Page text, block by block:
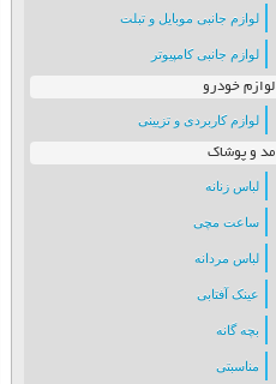
لوازم جانبی موبایل و تبلت
لوازم جانبی کامپیوتر
لوازم خودرو
لوازم کاربردی و تزیینی
مد و پوشاک
لباس زنانه
ساعت مچی
لباس مردانه
عینک آفتابی
بچه گانه
مناسبتی